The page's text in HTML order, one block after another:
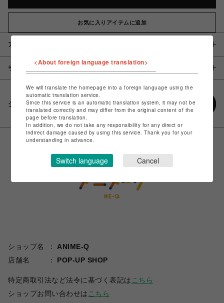
お気に入りアイテムに追加
アイテム説明 / 素材
サイズ
シェアする
ショップ名
ANIME-Q
店舗名
POP-UP SHOP
特定商取引法など法令に基づく表記は こちら
ショップお問い合わせは こちら
<About foreign language translation>
We will translate the homepage into a foreign language using the
automatic translation service.
Since this service is an automatic translation system, it may not be
translated correctly and may differ from the original content of the
page before translation.
In addition, we do not take any responsibility for any direct or
indirect damage caused by using this service. Thank you for your
understanding in advance.
Switch language Cancel